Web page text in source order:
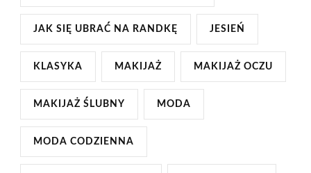
JAK SIĘ UBRAĆ NA RANDKĘ JESIEŃ
KLASYKA MAKIJAŻ MAKIJAŻ OCZU
MAKIJAŻ ŚLUBNY MODA
MODA CODZIENNA